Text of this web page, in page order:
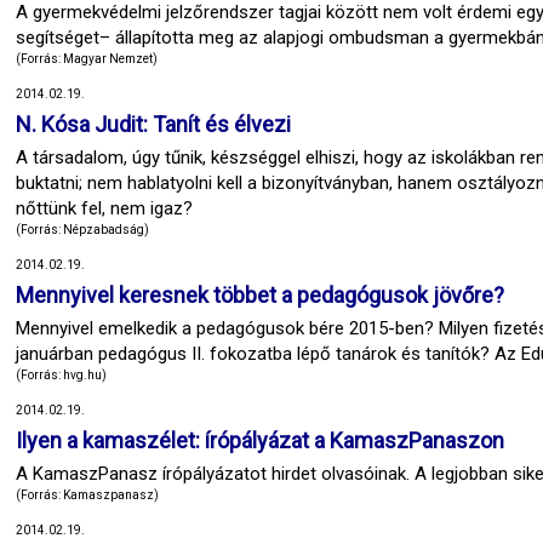
A gyermekvédelmi jelzőrendszer tagjai között nem volt érdemi
segítséget– állapította meg az alapjogi ombudsman a
(Forrás: Magyar Nemzet)
2014.02.19.
N. Kósa Judit: Tanít és élvezi
A társadalom, úgy tűnik, készséggel elhiszi, hogy az iskolákban
buktatni; nem hablatyolni kell a bizonyítványban, hanem
nőttünk fel, nem igaz?
(Forrás: Népzabadság)
2014.02.19.
Mennyivel keresnek többet a pedagógusok jövőre?
Mennyivel emelkedik a pedagógusok bére 2015-ben? Milyen
januárban pedagógus II. fokozatba lépő tanárok és tanítók? Az
(Forrás: hvg.hu)
2014.02.19.
Ilyen a kamaszélet: írópályázat a KamaszPanaszon
A KamaszPanasz írópályázatot hirdet olvasóinak. A legjobban
(Forrás: Kamaszpanasz)
2014.02.19.